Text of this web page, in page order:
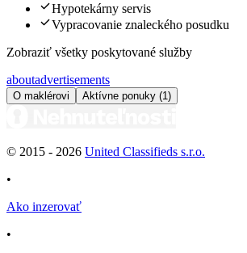
Hypotekárny servis
Vypracovanie znaleckého posudku
Zobraziť všetky poskytované služby
aboutadvertisements
O maklérovi Aktívne ponuky (1)
© 2015 - 2026 United Classifieds s.r.o.
•
Ako inzerovať
•